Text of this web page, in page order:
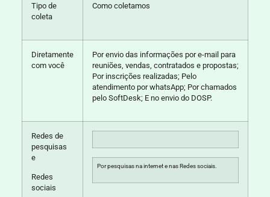
Tipo de
coleta
Como coletamos
Diretamente
com você
Por envio das informações por e-mail para
reuniões, vendas, contratados e propostas;
Por inscrições realizadas; Pelo
atendimento por whatsApp; Por chamados
pelo SoftDesk; E no envio do DOSP.
Redes de
pesquisas
e
Redes
sociais
Por pesquisas na internet e nas Redes sociais.